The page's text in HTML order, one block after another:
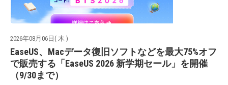
2026年08月06日( 木 )
EaseUS、Macデータ復旧ソフトなどを最大75%オフ
で販売する「EaseUS 2026 新学期セール」を開催
（9/30まで）